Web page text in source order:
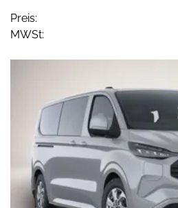
Preis:
MWSt: